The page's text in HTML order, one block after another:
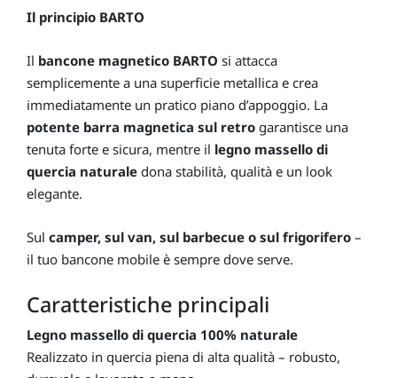
Il principio BARTO
Il bancone magnetico BARTO si attacca
semplicemente a una superficie metallica e crea
immediatamente un pratico piano d’appoggio. La
potente barra magnetica sul retro garantisce una
tenuta forte e sicura, mentre il legno massello di
quercia naturale dona stabilità, qualità e un look
elegante.
Sul camper, sul van, sul barbecue o sul frigorifero –
il tuo bancone mobile è sempre dove serve.
Caratteristiche principali
Legno massello di quercia 100% naturale
Realizzato in quercia piena di alta qualità – robusto,